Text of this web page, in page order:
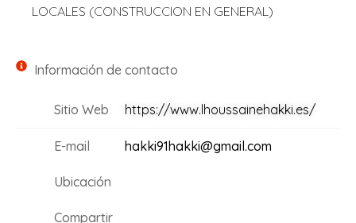
LOCALES (CONSTRUCCION EN GENERAL)
Información de contacto
Sitio Web https://www.lhoussainehakki.es/
E-mail hakki91hakki@gmail.com
Ubicación
Compartir